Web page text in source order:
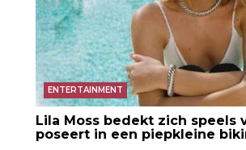
ENTERTAINMENT
Lila Moss bedekt zich speels
poseert in een piepkleine